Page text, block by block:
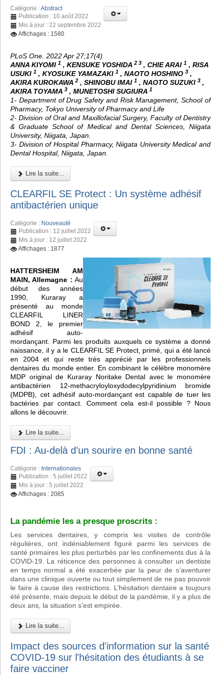
Catégorie :Abstract
Publication : 10 août 2022
Mis à jour : 22 septembre 2022
Affichages : 1580
PLoS One. 2022 Apr 27;17(4)
ANNA KIYOMI 1 , KENSUKE YOSHIDA 2 3 , CHIE ARAI 1 , RISA
USUKI 1 , KYOSUKE YAMAZAKI 1 , NAOTO HOSHINO 3 ,
AKIRA KUROKAWA 2 , SHINOBU IMAI 1 , NAOTO SUZUKI 3 ,
AKIRA TOYAMA 3 , MUNETOSHI SUGIURA 1
1- Department of Drug Safety and Risk Management, School of
Pharmacy, Tokyo University of Pharmacy and Life
2- Division of Oral and Maxillofacial Surgery, Faculty of Dentistry
& Graduate School of Medical and Dental Sciences, Niigata
University, Niigata, Japan.
3- Division of Hospital Pharmacy, Niigata University Medical and
Dental Hospital, Niigata, Japan.
Lire la suite...
CLEARFIL SE Protect : Un système adhésif
antibactérien unique
Catégorie : Nouveauté
Publication : 12 juillet 2022
Mis à jour : 12 juillet 2022
Affichages : 1877
HATTERSHEIM AM
MAIN, Allemagne : Au
début des années
1990, Kuraray a
présenté au monde
CLEARFIL LINER
BOND 2, le premier
adhésif auto-
mordançant. Parmi les produits auxquels ce système a donné
naissance, il y a le CLEARFIL SE Protect, primé, qui a été lancé
en 2004 et qui reste très apprécié par les professionnels
dentaires du monde entier. En combinant le célèbre monomère
MDP original de Kuraray Noritake Dental avec le monomère
antibactérien 12-methacryloyloxydodecylpyridinium bromide
(MDPB), cet adhésif auto-mordançant est capable de tuer les
bactéries par contact. Comment cela est-il possible ? Nous
allons le découvrir.
Lire la suite...
FDI : Au-delà d’un sourire en bonne santé
Catégorie : Internationales
Publication : 5 juillet 2022
Mis à jour : 5 juillet 2022
Affichages : 2085
La pandémie les a presque proscrits :
Les services dentaires, y compris les visites de contrôle
régulières, ont indéniablement figuré parmi les services de
santé primaires les plus perturbés par les confinements dus à la
COVID-19. La réticence des personnes à consulter un dentiste
en temps normal a été exacerbée par la peur de s’aventurer
dans une clinique ouverte ou tout simplement de ne pas pouvoir
le faire à cause des restrictions. L’hésitation dentaire a toujours
été présente, mais depuis le début de la pandémie, il y a plus de
deux ans, la situation s’est empirée.
Lire la suite...
Impact des sources d'information sur la santé
COVID-19 sur l'hésitation des étudiants à se
faire vacciner